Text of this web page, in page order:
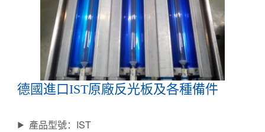
德國進口IST原廠反光板及各種備件
產品型號：IST